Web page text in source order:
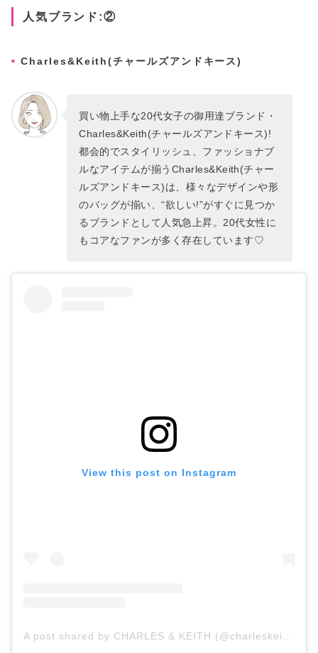
人気ブランド:②
Charles&Keith(チャールズアンドキース)
買い物上手な20代女子の御用達ブランド・
Charles&Keith(チャールズアンドキース)!
都会的でスタイリッシュ、ファッショナブ
ルなアイテムが揃うCharles&Keith(チャー
ルズアンドキース)は、様々なデザインや形
のバッグが揃い、“欲しい!”がすぐに見つか
るブランドとして人気急上昇。20代女性に
もコアなファンが多く存在しています♡
View this post on Instagram
A post shared by CHARLES & KEITH (@charleskeithofficial)